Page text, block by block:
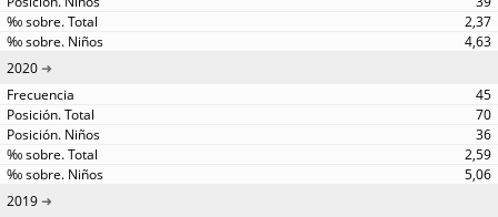
2,37
4,63
2020
45
70
36
2,59
5,06
2019